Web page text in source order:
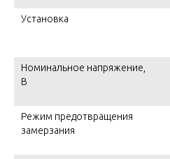
Установка
Номинальное напряжение,
В
Режим предотвращения
замерзания